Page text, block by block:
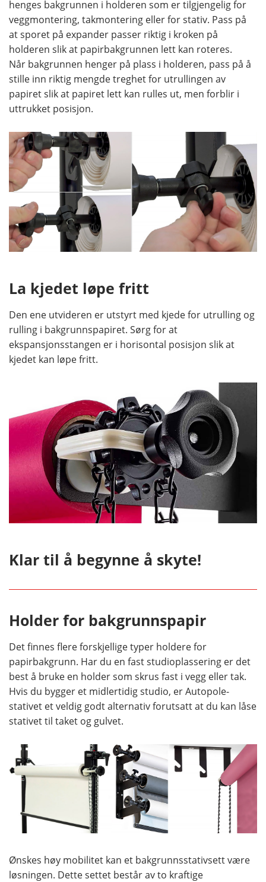
henges bakgrunnen i holderen som er tilgjengelig for
veggmontering, takmontering eller for stativ. Pass på
at sporet på expander passer riktig i kroken på
holderen slik at papirbakgrunnen lett kan roteres.
Når bakgrunnen henger på plass i holderen, pass på å
stille inn riktig mengde treghet for utrullingen av
papiret slik at papiret lett kan rulles ut, men forblir i
uttrukket posisjon.
La kjedet løpe fritt
Den ene utvideren er utstyrt med kjede for utrulling og
rulling i bakgrunnspapiret. Sørg for at
ekspansjonsstangen er i horisontal posisjon slik at
kjedet kan løpe fritt.
Klar til å begynne å skyte!
Holder for bakgrunnspapir
Det finnes flere forskjellige typer holdere for
papirbakgrunn. Har du en fast studioplassering er det
best å bruke en holder som skrus fast i vegg eller tak.
Hvis du bygger et midlertidig studio, er Autopole-
stativet et veldig godt alternativ forutsatt at du kan låse
stativet til taket og gulvet.
Ønskes høy mobilitet kan et bakgrunnsstativsett være
løsningen. Dette settet består av to kraftige